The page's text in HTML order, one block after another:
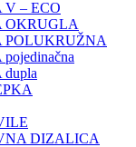
V – ECO
OKRUGLA
POLUKRUŽNA
DIZALICA